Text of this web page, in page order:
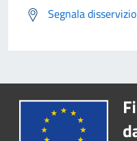
Segnala disservizio